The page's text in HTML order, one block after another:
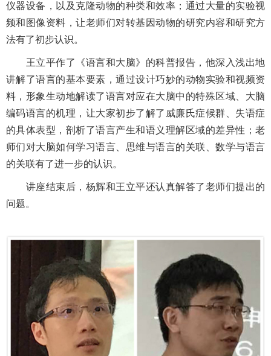
仪器设备，以及克隆动物的种类和效率；通过大量的实验视
频和图像资料，让老师们对转基因动物的研究内容和研究方
法有了初步认识。
王立平作了《语言和大脑》的科普报告，他深入浅出地
讲解了语言的基本要素，通过设计巧妙的动物实验和视频资
料，形象生动地解读了语言对应在大脑中的特殊区域、大脑
编码语言的机理，让大家初步了解了威廉氏症候群、失语症
的具体表型，剖析了语言产生和语义理解区域的差异性；老
师们对大脑如何学习语言、思维与语言的关联、数学与语言
的关联有了进一步的认识。
讲座结束后，杨辉和王立平还认真解答了老师们提出的
问题。